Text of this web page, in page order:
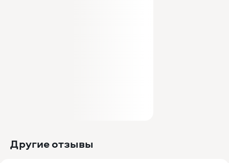
Другие отзывы